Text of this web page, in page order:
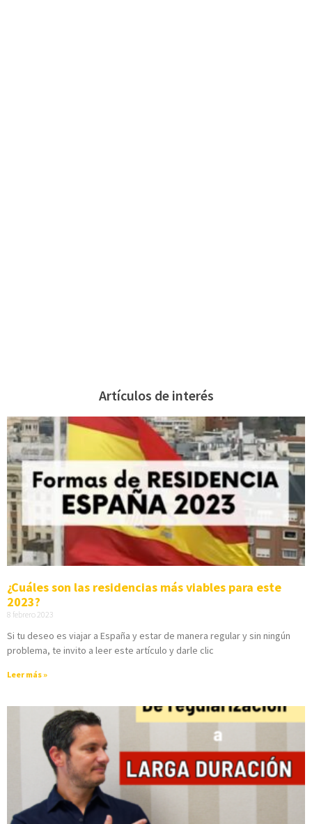
Artículos de interés
¿Cuáles son las residencias más viables para este
2023?
8 febrero 2023
Si tu deseo es viajar a España y estar de manera regular y sin ningún
problema, te invito a leer este artículo y darle clic
Leer más »